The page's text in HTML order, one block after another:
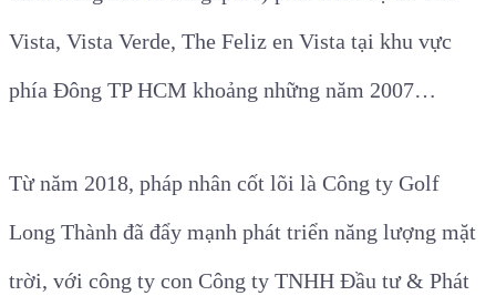
Vista, Vista Verde, The Feliz en Vista tại khu vực
phía Đông TP HCM khoảng những năm 2007…
Từ năm 2018, pháp nhân cốt lõi là Công ty Golf
Long Thành đã đẩy mạnh phát triển năng lượng mặt
trời, với công ty con Công ty TNHH Đầu tư & Phát